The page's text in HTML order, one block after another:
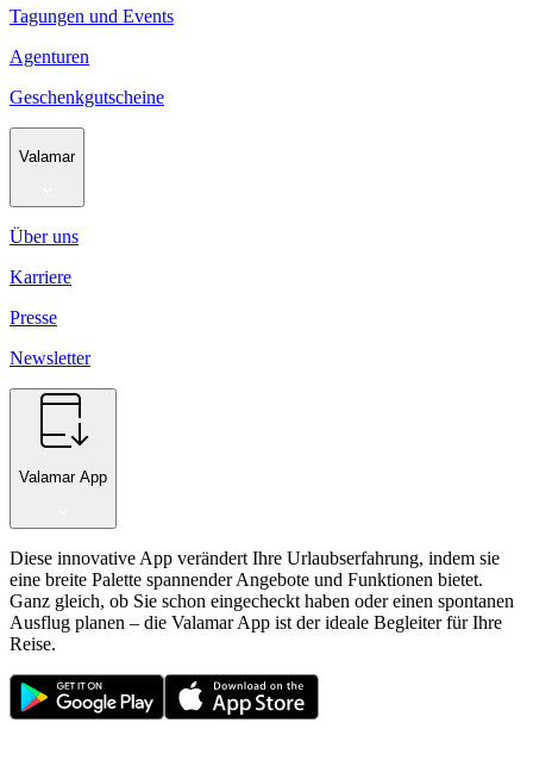
Tagungen und Events
Agenturen
Geschenkgutscheine
Valamar
Über uns
Karriere
Presse
Newsletter
Valamar App
Diese innovative App verändert Ihre Urlaubserfahrung, indem sie
eine breite Palette spannender Angebote und Funktionen bietet.
Ganz gleich, ob Sie schon eingecheckt haben oder einen spontanen
Ausflug planen – die Valamar App ist der ideale Begleiter für Ihre
Reise.